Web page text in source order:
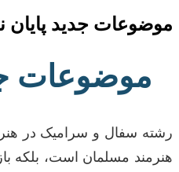
موضوعات جدید پایان
موضوعات
رشته سفال و سرامیک در هنر
هنرمند مسلمان است، بلکه